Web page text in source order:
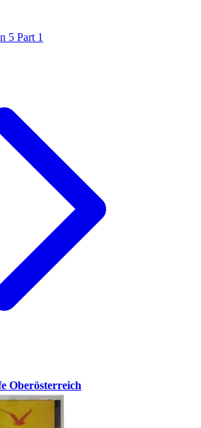
5 Part 1
Oberösterreich